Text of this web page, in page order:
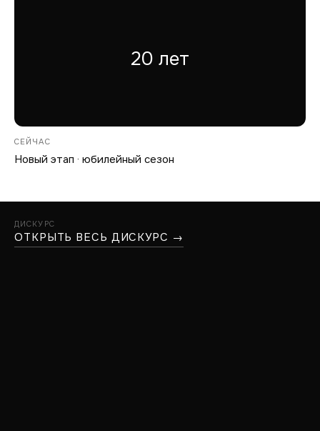
20 лет
СЕЙЧАС
Новый этап · юбилейный сезон
ДИСКУРС
ОТКРЫТЬ ВЕСЬ ДИСКУРС →